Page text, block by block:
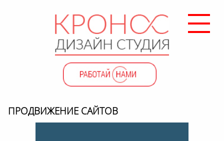
ПРОДВИЖЕНИЕ САЙТОВ